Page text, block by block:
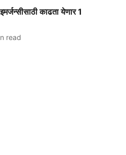
काढता येणार 1
read